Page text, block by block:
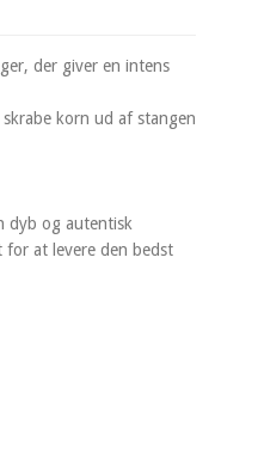
der giver en intens
korn ud af stangen
dyb og autentisk
for at levere den bedst